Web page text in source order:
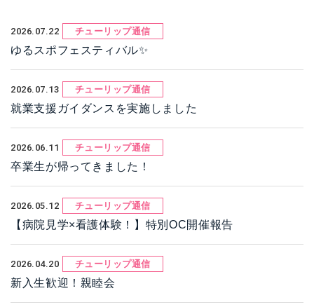
2026.07.22 チューリップ通信
ゆるスポフェスティバル✨
2026.07.13 チューリップ通信
就業支援ガイダンスを実施しました
2026.06.11 チューリップ通信
卒業生が帰ってきました！
2026.05.12 チューリップ通信
【病院見学×看護体験！】特別OC開催報告
2026.04.20 チューリップ通信
新入生歓迎！親睦会